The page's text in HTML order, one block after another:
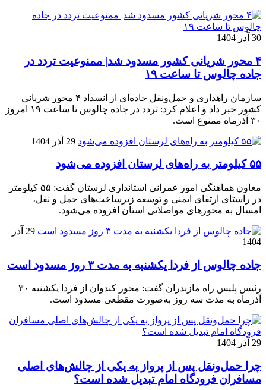
30 آذر 1404
۴ محور شریانی کشور مسدود شد| ممنوعیت تردد در
جاده چالوس تا ساعت ۱۹
سازمان راهداری و حمل‌ونقل جاده‌ای از انسداد ۴ محور شریانی
کشور خبر داد و اعلام کرد: تردد در جاده چالوس تا ساعت ۱۹ امروز
۳۰ آذرماه ممنوع است.
29 آذر 1404
۵۵ کیلومتر به راه‌های لرستان افزوده می‌شود
معاون هماهنگی امور عمرانی استانداری لرستان گفت: ۵۵ کیلومتر
در راستای ارتقای ایمنی و توسعه زیرساخت‌های حمل و نقل،
امسال به محورهای مواصلاتی استان افزوده می‌شود.
29 آذر
1404
جاده چالوس از فردا یکشنبه به مدت ۳ روز مسدود است
رئیس پلیس راه مازندران گفت: محور کندوان از فردا یکشنبه ۳۰
آذرماه به مدت سه روز به‌صورت مقطعی مسدود است.
29 آذر 1404
چرا حمل‌ونقل پس از پرواز به یکی از چالش‌های اصلی
مسافران فرودگاه امام تبدیل شده است؟